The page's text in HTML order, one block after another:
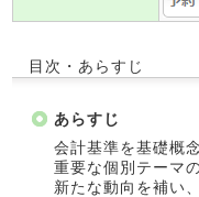
目次・あらすじ
あらすじ
会計基準を基礎概
重要な個別テーマ
新たな動向を補い